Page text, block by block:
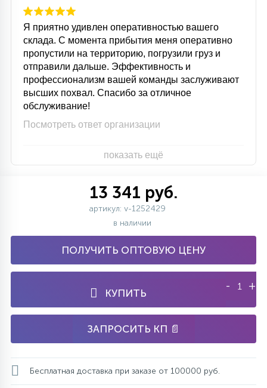
Я приятно удивлен оперативностью вашего
склада. С момента прибытия меня оперативно
пропустили на территорию, погрузили груз и
отправили дальше. Эффективность и
профессионализм вашей команды заслуживают
высших похвал. Спасибо за отличное
обслуживание!
Посмотреть ответ организации
показать ещё
13 341 руб.
артикул: v-1252429
в наличии
ПОЛУЧИТЬ ОПТОВУЮ ЦЕНУ
КУПИТЬ
- +
ЗАПРОСИТЬ КП 📄
Бесплатная доставка при заказе от 100000 руб.